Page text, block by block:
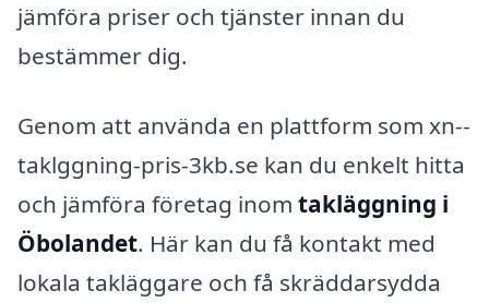
jämföra priser och tjänster innan du
bestämmer dig.
Genom att använda en plattform som xn--
taklggning-pris-3kb.se kan du enkelt hitta
och jämföra företag inom takläggning i
Öbolandet. Här kan du få kontakt med
lokala takläggare och få skräddarsydda